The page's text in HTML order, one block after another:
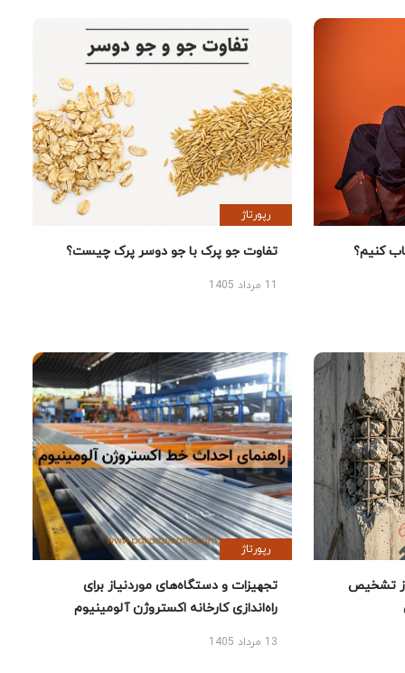
کنیم؟
رپورتاژ
تفاوت جو پرک با جو دوسر پرک چیست؟
تشخیص
رپورتاژ
تجهیزات و دستگاه‌های موردنیاز برای
راه‌اندازی کارخانه اکستروژن آلومینیوم
13 مرداد 1405